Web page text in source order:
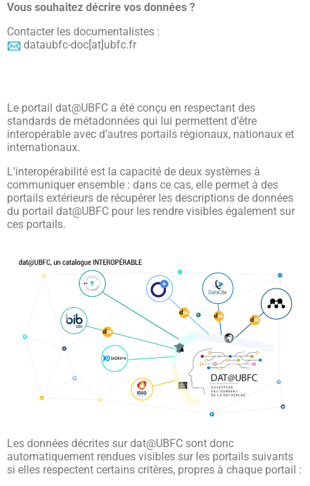
Vous souhaitez décrire vos données ?
Contacter les documentalistes :
dataubfc-doc[at]ubfc.fr
Le portail dat@UBFC a été conçu en respectant des
standards de métadonnées qui lui permettent d’être
interopérable avec d’autres portails régionaux, nationaux et
internationaux.
L’interopérabilité est la capacité de deux systèmes à
communiquer ensemble : dans ce cas, elle permet à des
portails extérieurs de récupérer les descriptions de données
du portail dat@UBFC pour les rendre visibles également sur
ces portails.
Les données décrites sur dat@UBFC sont donc
automatiquement rendues visibles sur les portails suivants
si elles respectent certains critères, propres à chaque portail :